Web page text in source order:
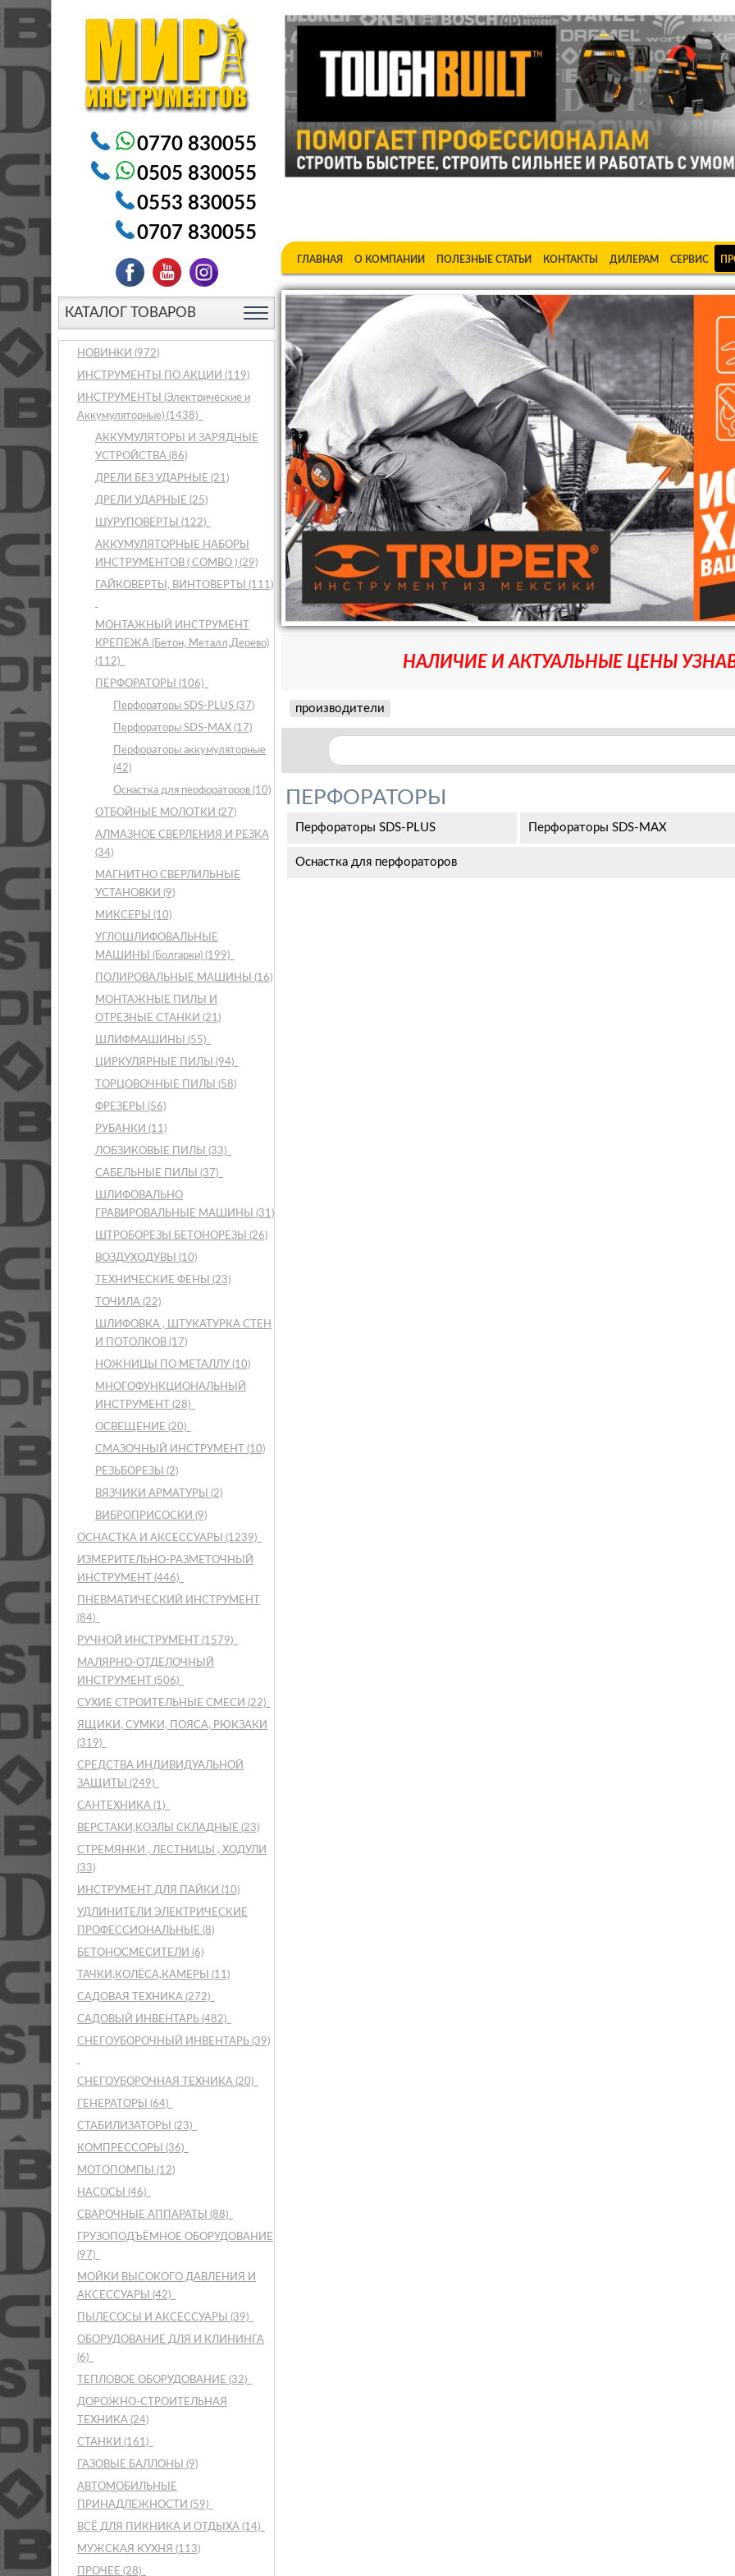
0770 830055
0505 830055
0553 830055
0707 830055
ГЛАВНАЯ О КОМПАНИИ ПОЛЕЗНЫЕ СТАТЬИ КОНТАКТЫ ДИЛЕРАМ СЕРВИС
КАТАЛОГ ТОВАРОВ
НОВИНКИ (972)
ИНСТРУМЕНТЫ ПО АКЦИИ (119)
ИНСТРУМЕНТЫ (Электрические и
Аккумуляторные) (1438)
АККУМУЛЯТОРЫ И ЗАРЯДНЫЕ
УСТРОЙСТВА (86)
ДРЕЛИ БЕЗ УДАРНЫЕ (21)
ДРЕЛИ УДАРНЫЕ (25)
ШУРУПОВЕРТЫ (122)
АККУМУЛЯТОРНЫЕ НАБОРЫ
ИНСТРУМЕНТОВ ( COMBO ) (29)
ГАЙКОВЕРТЫ, ВИНТОВЕРТЫ (111)
МОНТАЖНЫЙ ИНСТРУМЕНТ
КРЕПЕЖА (Бетон, Металл,Дерево)
(112)
ПЕРФОРАТОРЫ (106)
Перфораторы SDS-PLUS (37)
Перфораторы SDS-MAX (17)
Перфораторы аккумуляторные
(42)
Оснастка для перфораторов (10)
ОТБОЙНЫЕ МОЛОТКИ (27)
АЛМАЗНОЕ СВЕРЛЕНИЯ И РЕЗКА
(34)
МАГНИТНО СВЕРЛИЛЬНЫЕ
УСТАНОВКИ (9)
МИКСЕРЫ (10)
УГЛОШЛИФОВАЛЬНЫЕ
МАШИНЫ (Болгарки) (199)
ПОЛИРОВАЛЬНЫЕ МАШИНЫ (16)
МОНТАЖНЫЕ ПИЛЫ И
ОТРЕЗНЫЕ СТАНКИ (21)
ШЛИФМАШИНЫ (55)
ЦИРКУЛЯРНЫЕ ПИЛЫ (94)
ТОРЦОВОЧНЫЕ ПИЛЫ (58)
ФРЕЗЕРЫ (56)
РУБАНКИ (11)
ЛОБЗИКОВЫЕ ПИЛЫ (33)
САБЕЛЬНЫЕ ПИЛЫ (37)
ШЛИФОВАЛЬНО
ГРАВИРОВАЛЬНЫЕ МАШИНЫ (31)
ШТРОБОРЕЗЫ БЕТОНОРЕЗЫ (26)
ВОЗДУХОДУВЫ (10)
ТЕХНИЧЕСКИЕ ФЕНЫ (23)
ТОЧИЛА (22)
ШЛИФОВКА , ШТУКАТУРКА СТЕН
И ПОТОЛКОВ (17)
НОЖНИЦЫ ПО МЕТАЛЛУ (10)
МНОГОФУНКЦИОНАЛЬНЫЙ
ИНСТРУМЕНТ (28)
ОСВЕЩЕНИЕ (20)
СМАЗОЧНЫЙ ИНСТРУМЕНТ (10)
РЕЗЬБОРЕЗЫ (2)
ВЯЗЧИКИ АРМАТУРЫ (2)
ВИБРОПРИСОСКИ (9)
ОСНАСТКА И АКСЕССУАРЫ (1239)
ИЗМЕРИТЕЛЬНО-РАЗМЕТОЧНЫЙ
ИНСТРУМЕНТ (446)
ПНЕВМАТИЧЕСКИЙ ИНСТРУМЕНТ
(84)
РУЧНОЙ ИНСТРУМЕНТ (1579)
МАЛЯРНО-ОТДЕЛОЧНЫЙ
ИНСТРУМЕНТ (506)
СУХИЕ СТРОИТЕЛЬНЫЕ СМЕСИ (22)
ЯЩИКИ, СУМКИ, ПОЯСА, РЮКЗАКИ
(319)
СРЕДСТВА ИНДИВИДУАЛЬНОЙ
ЗАЩИТЫ (249)
САНТЕХНИКА (1)
ВЕРСТАКИ,КОЗЛЫ СКЛАДНЫЕ (23)
СТРЕМЯНКИ , ЛЕСТНИЦЫ , ХОДУЛИ
(33)
ИНСТРУМЕНТ ДЛЯ ПАЙКИ (10)
УДЛИНИТЕЛИ ЭЛЕКТРИЧЕСКИЕ
ПРОФЕССИОНАЛЬНЫЕ (8)
БЕТОНОСМЕСИТЕЛИ (6)
ТАЧКИ,КОЛЁСА,КАМЕРЫ (11)
САДОВАЯ ТЕХНИКА (272)
САДОВЫЙ ИНВЕНТАРЬ (482)
СНЕГОУБОРОЧНЫЙ ИНВЕНТАРЬ (39)
СНЕГОУБОРОЧНАЯ ТЕХНИКА (20)
ГЕНЕРАТОРЫ (64)
СТАБИЛИЗАТОРЫ (23)
КОМПРЕССОРЫ (36)
МОТОПОМПЫ (12)
НАСОСЫ (46)
СВАРОЧНЫЕ АППАРАТЫ (88)
ГРУЗОПОДЪЁМНОЕ ОБОРУДОВАНИЕ
(97)
МОЙКИ ВЫСОКОГО ДАВЛЕНИЯ И
АКСЕССУАРЫ (42)
ПЫЛЕСОСЫ И АКСЕССУАРЫ (39)
ОБОРУДОВАНИЕ ДЛЯ И КЛИНИНГА
(6)
ТЕПЛОВОЕ ОБОРУДОВАНИЕ (32)
ДОРОЖНО-СТРОИТЕЛЬНАЯ
ТЕХНИКА (24)
СТАНКИ (161)
ГАЗОВЫЕ БАЛЛОНЫ (9)
АВТОМОБИЛЬНЫЕ
ПРИНАДЛЕЖНОСТИ (59)
ВСЁ ДЛЯ ПИКНИКА И ОТДЫХА (14)
МУЖСКАЯ КУХНЯ (113)
ПРОЧЕЕ (28)
НАЛИЧИЕ И АКТУАЛЬНЫЕ ЦЕНЫ
производители
ПЕРФОРАТОРЫ
Перфораторы SDS-PLUS Перфораторы SDS-MAX
Оснастка для перфораторов